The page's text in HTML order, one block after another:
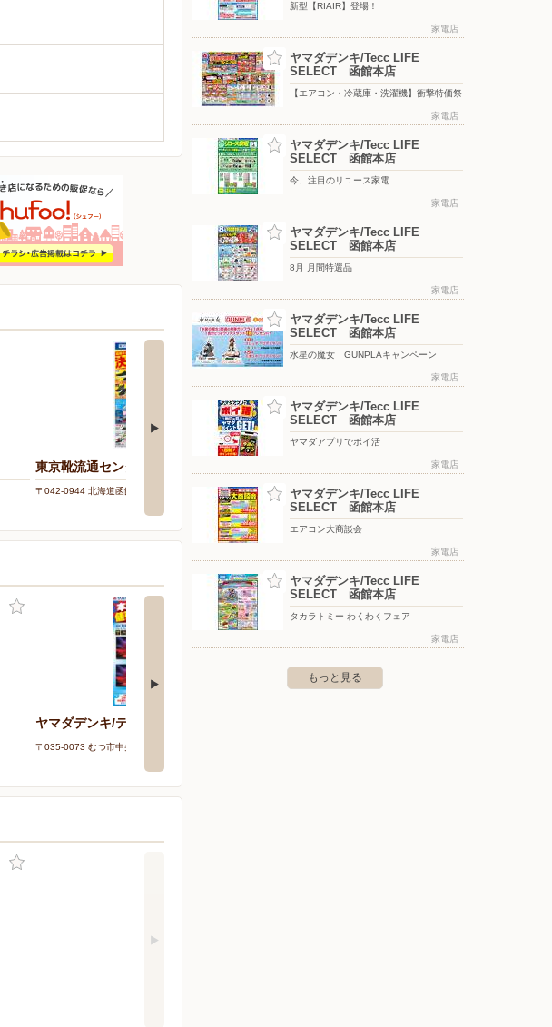
東京靴流通センター/函館金堀店
〒042-0944 北海道函館市金堀町7-15 〒042-0941 北海道函館市深堀町3-20
ヤマダデンキ/テックランドむつ店
〒035-0073 むつ市中央2-9-8
新型【RIAIR】登場！
家電店
ヤマダデンキ/Tecc LIFE
SELECT 函館本店
【エアコン・冷蔵庫・洗濯機】衝撃特価祭
家電店
ヤマダデンキ/Tecc LIFE
SELECT 函館本店
今、注目のリユース家電
家電店
ヤマダデンキ/Tecc LIFE
SELECT 函館本店
8月 月間特選品
家電店
ヤマダデンキ/Tecc LIFE
SELECT 函館本店
水星の魔女 GUNPLAキャンペーン
家電店
ヤマダデンキ/Tecc LIFE
SELECT 函館本店
ヤマダアプリでポイ活
家電店
ヤマダデンキ/Tecc LIFE
SELECT 函館本店
エアコン大商談会
家電店
ヤマダデンキ/Tecc LIFE
SELECT 函館本店
タカラトミー わくわくフェア
家電店
もっと見る